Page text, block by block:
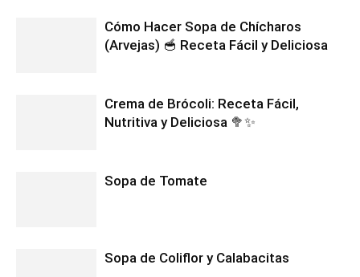
Cómo Hacer Sopa de Chícharos
(Arvejas) 🥣 Receta Fácil y Deliciosa
Crema de Brócoli: Receta Fácil,
Nutritiva y Deliciosa 🥦✨
Sopa de Tomate
Sopa de Coliflor y Calabacitas